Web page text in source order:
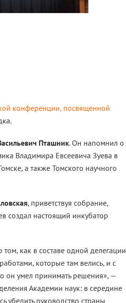
конференции, посвященной
Пташник. Он напомнил о
Владимира Евсеевича Зуева в
а также Томского научного
, приветствуя собрание,
создал настоящий инкубатор
том, как в составе одной делегации
которые там велись, и с
он умел принимать решения», —
Академии наук: в середине
убедить руководство страны